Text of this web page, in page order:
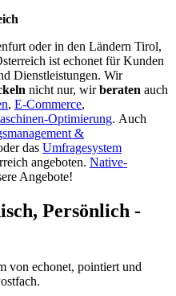
oder in den Ländern Tirol,
ist echonet für Kunden
Dienstleistungen. Wir
nicht nur, wirberaten auch
, E-Commerce,
Optimierung. Auch
&
das Umfragesystem
angeboten. Native-
Angebote!
Persönlich -
von echonet, pointiert und